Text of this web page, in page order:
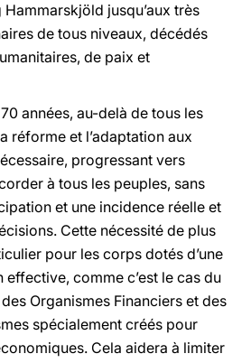
jusqu’aux très
de tous niveaux, décédés
de paix et
années, au-delà de tous les
réforme et l’adaptation aux
progressant vers
à tous les peuples, sans
et une incidence réelle et
Cette nécessité de plus
pour les corps dotés d’une
effective, comme c’est le cas du
Organismes Financiers et des
spécialement créés pour
Cela aidera à limiter